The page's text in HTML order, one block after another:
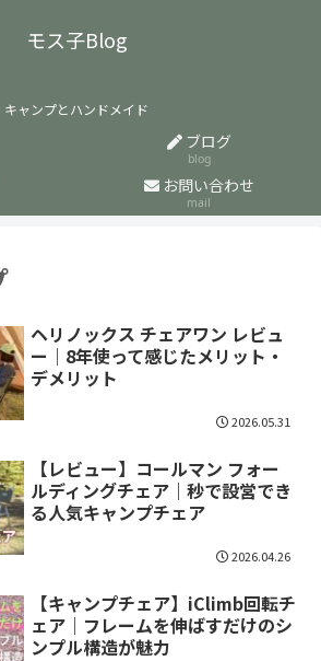
モス子Blog
キャンプとハンドメイド
ブログ
blog
お問い合わせ
mail
ヘリノックス チェアワン レビュ
ー｜8年使って感じたメリット・
デメリット
2026.05.31
【レビュー】コールマン フォー
ルディングチェア｜秒で設営でき
る人気キャンプチェア
2026.04.26
【キャンプチェア】iClimb回転チ
ェア｜フレームを伸ばすだけのシ
ンプル構造が魅力